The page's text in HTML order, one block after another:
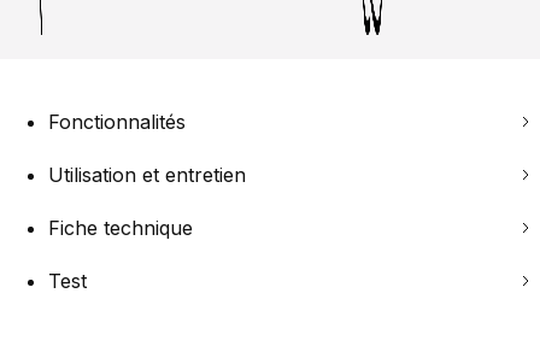
Fonctionnalités
Utilisation et entretien
Fiche technique
Test